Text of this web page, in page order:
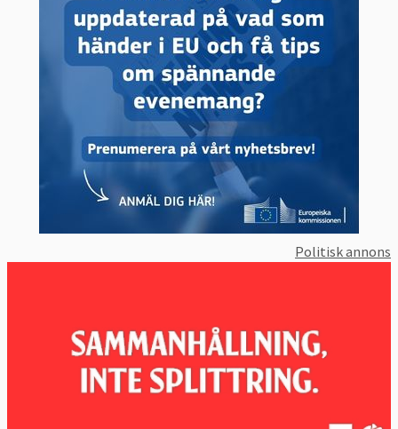
rapport på hur eurosamarbetet i framtiden
ska kunna fördjupas ytterligare. Det innehöll
bland annat förslag på att införa en separat
budget för euroländerna, ett
finansdepartement och gemensamma
statsobligationer.
De visionära europlanerna fick dock till stora
delarstryka på foten
när EU-ländernas
stats- och regeringschefer utvärderade dem
på decembertoppmötet i Bryssel 2012.
tillsammans med EU-parlamentets talman
Martin Schulz imitten av 2015. De fem
ledarna målade upp en tidsplan som
sträcker sig fram till 2025 med förslag på
Politisk annons